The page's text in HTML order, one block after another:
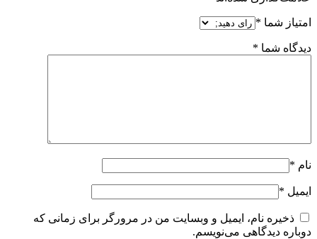
امتیاز شما *
دیدگاه شما *
نام *
ایمیل *
ذخیره نام، ایمیل و وبسایت من در مرورگر برای زمانی که
دوباره دیدگاهی می‌نویسم.